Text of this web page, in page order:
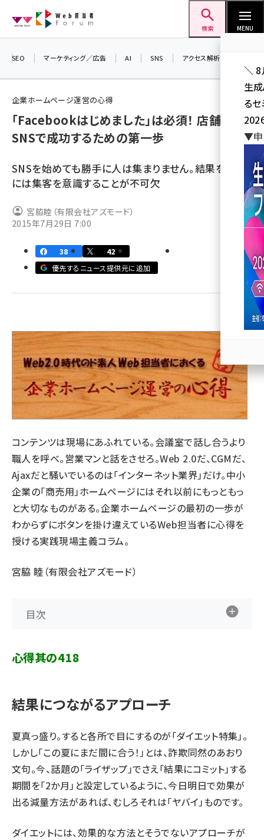
ン
検索 MENU
seo (3528)
youtube (2439)
セミナー (2308)
meo (1277)
SEO マーケティング／広告 AI SNS アクセス解析／データ分析
企業ホームページ運営の心得
「Facebookはじめました」は必須！ 店舗が
SNSで成功するための第一歩
SNSを始めても勝手に人は集まりません。結果をだす
には集客を意識することが不可欠
宮脇睦（有限会社アズモード）
2015年7月29日 7:00
38
42
優先するニュース提供元に追加
コンテンツは現場にあふれている。会議室で話し合うより
職人を呼べ。営業マンと話をさせろ。Web 2.0だ、CGMだ、
Ajaxだと騒いでいるのは「インターネット業界」だけ。中小
企業の「商売用」ホームページにはそれ以前にもっともっ
と大切なものがある。企業ホームページの最初の一歩が
わからずにボタンを掛け違えているWeb担当者に心得を
授ける実践現場主義コラム。
宮脇 睦（有限会社アズモード）
目次
心得其の418
結果につながるアプローチ
夏真っ盛り。すると各所で目にするのが「ダイエット特集」。
しかし「この夏にまだ間に合う！」とは、詐欺同然のあおり
文句。今、話題の「ライザップ」でさえ「結果にコミット」する
期間を「2か月」と設定しているように、今日明日で効果が
出る減量方法があれば、むしろそれは「ヤバイ」ものです。
ダイエットには、効果的な方法とそうでないアプローチが
＼ 8
生
る
▼申